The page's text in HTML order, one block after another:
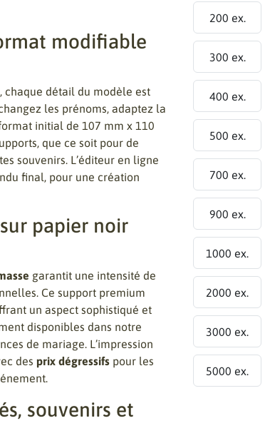
modifiable
, chaque détail du modèle est
les prénoms, adaptez la
initial de 107 mm x 110
que ce soit pour de
souvenirs. L’éditeur en ligne
final, pour une création
papier noir
garantit une intensité de
Ce support premium
un aspect sophistiqué et
disponibles dans notre
de mariage. L’impression
des prix dégressifs pour les
souvenirs et
200 ex.
300 ex.
400 ex.
500 ex.
700 ex.
900 ex.
1000 ex.
2000 ex.
3000 ex.
5000 ex.